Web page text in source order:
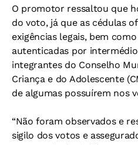
O promotor ressaltou que
do voto, já que as cédulas
exigências legais, bem
autenticadas por
integrantes do Conselho
Criança e do Adolescente
de algumas possuírem nos
“Não foram observados e
sigilo dos votos e